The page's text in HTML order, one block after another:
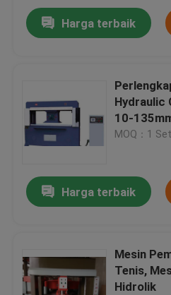
Harga terbaik
Hydraulic
10-
MOQ：1 Set
Harga terbaik
Mesin
Tenis,
Hidrolik